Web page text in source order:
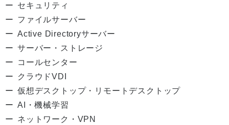
セキュリティ
ファイルサーバー
Active Directoryサーバー
サーバー・ストレージ
コールセンター
クラウドVDI
仮想デスクトップ・リモートデスクトップ
AI・機械学習
ネットワーク・VPN